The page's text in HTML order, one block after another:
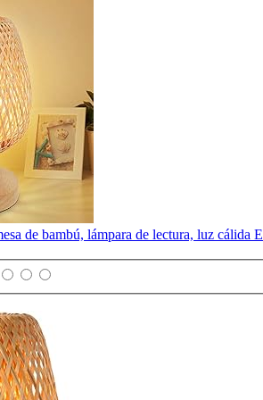
de bambú, lámpara de lectura, luz cálida